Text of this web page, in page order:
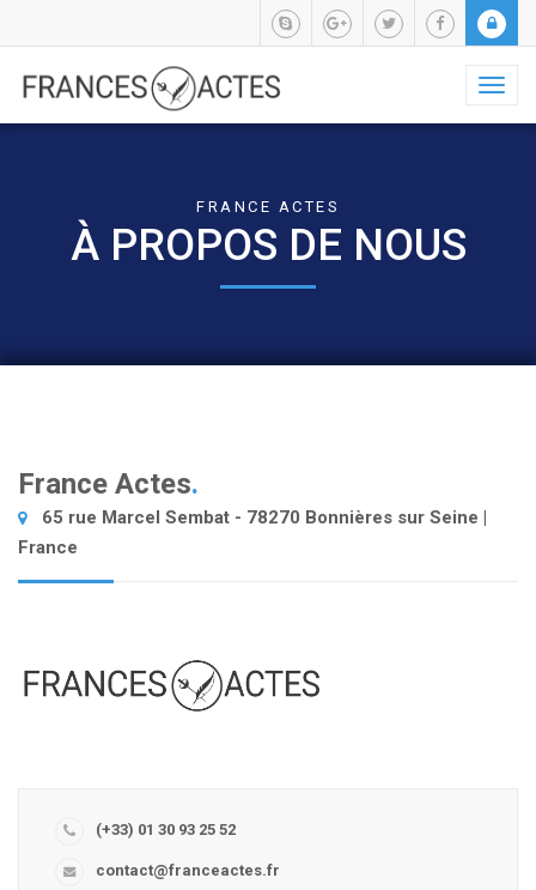
FRANCE ACTES
À PROPOS DE NOUS
France Actes.
65 rue Marcel Sembat - 78270 Bonnières sur Seine |
France
(+33) 01 30 93 25 52
contact@franceactes.fr